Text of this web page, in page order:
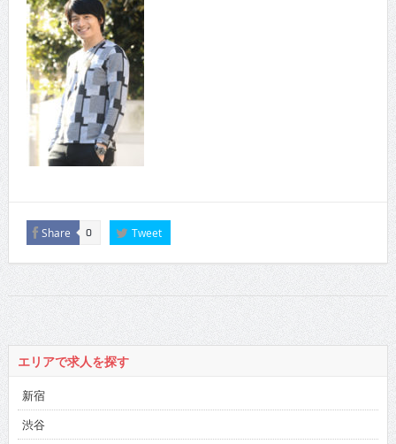
Share 0 Tweet
エリアで求人を探す
新宿
渋谷